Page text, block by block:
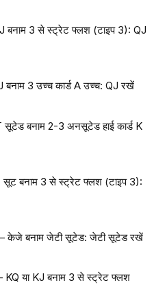
बनाम 3 से स्ट्रेट फ्लश (टाइप 3): QJ
3 उच्च कार्ड A उच्च: QJ रखें
बनाम 2-3 अनसूटेड हाई कार्ड K
बनाम 3 से स्ट्रेट फ्लश (टाइप 3):
केजे बनाम जेटी सूटेड: जेटी सूटेड रखें
या KJ बनाम 3 से स्ट्रेट फ्लश